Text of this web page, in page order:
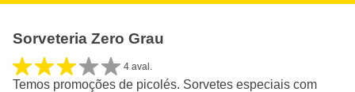
Sorveteria Zero Grau
4 aval.
Temos promoções de picolés. Sorvetes especiais com